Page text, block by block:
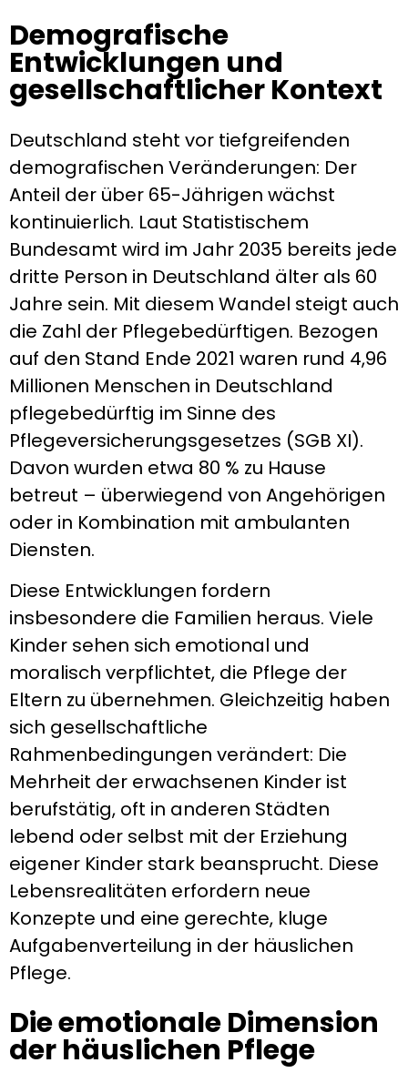
Demografische
Entwicklungen und
gesellschaftlicher Kontext
Deutschland steht vor tiefgreifenden
demografischen Veränderungen: Der
Anteil der über 65-Jährigen wächst
kontinuierlich. Laut Statistischem
Bundesamt wird im Jahr 2035 bereits jede
dritte Person in Deutschland älter als 60
Jahre sein. Mit diesem Wandel steigt auch
die Zahl der Pflegebedürftigen. Bezogen
auf den Stand Ende 2021 waren rund 4,96
Millionen Menschen in Deutschland
pflegebedürftig im Sinne des
Pflegeversicherungsgesetzes (SGB XI).
Davon wurden etwa 80 % zu Hause
betreut – überwiegend von Angehörigen
oder in Kombination mit ambulanten
Diensten.
Diese Entwicklungen fordern
insbesondere die Familien heraus. Viele
Kinder sehen sich emotional und
moralisch verpflichtet, die Pflege der
Eltern zu übernehmen. Gleichzeitig haben
sich gesellschaftliche
Rahmenbedingungen verändert: Die
Mehrheit der erwachsenen Kinder ist
berufstätig, oft in anderen Städten
lebend oder selbst mit der Erziehung
eigener Kinder stark beansprucht. Diese
Lebensrealitäten erfordern neue
Konzepte und eine gerechte, kluge
Aufgabenverteilung in der häuslichen
Pflege.
Die emotionale Dimension
der häuslichen Pflege